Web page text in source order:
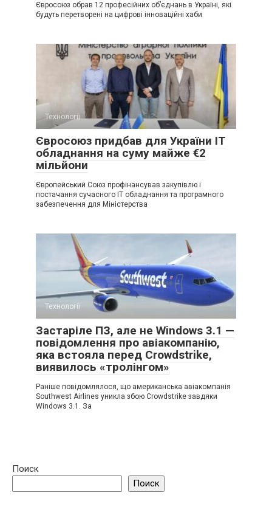
Євросоюз обрав 12 професійних обʼєднань в Україні, які
будуть перетворені на цифрові інноваційні хаби
Технології
Євросоюз придбав для України ІТ
обладнання на суму майже €2
мільйони
Європейський Союз профінансував закупівлю і
постачання сучасного ІТ обладнання та програмного
забезпечення для Міністерства
Технології
Застаріле ПЗ, але не Windows 3.1 —
повідомлення про авіакомпанію,
яка встояла перед Crowdstrike,
виявилось «тролінгом»
Раніше повідомлялося, що американська авіакомпанія
Southwest Airlines уникла збою Crowdstrike завдяки
Windows 3.1. За
Поиск
Поиск